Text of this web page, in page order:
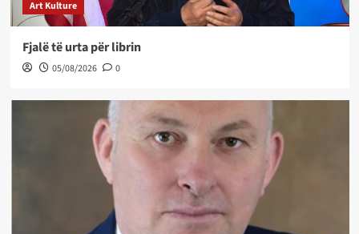
Art Kulture
Fjalë të urta për librin
05/08/2026 0